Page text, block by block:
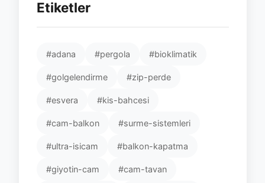
Etiketler
#adana #pergola #bioklimatik
#golgelendirme #zip-perde
#esvera #kis-bahcesi
#cam-balkon #surme-sistemleri
#ultra-isicam #balkon-kapatma
#giyotin-cam #cam-tavan